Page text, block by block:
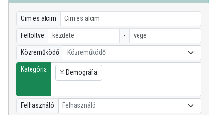
Intézményi kezdőlap
Bejelentkezés
Intézményi felfedezés
Intézményi listák
Cím és alcím
Feltöltve -
Közreműködő Közreműködő
Kategória
×
Demográfia
Felhasználó Felhasználó